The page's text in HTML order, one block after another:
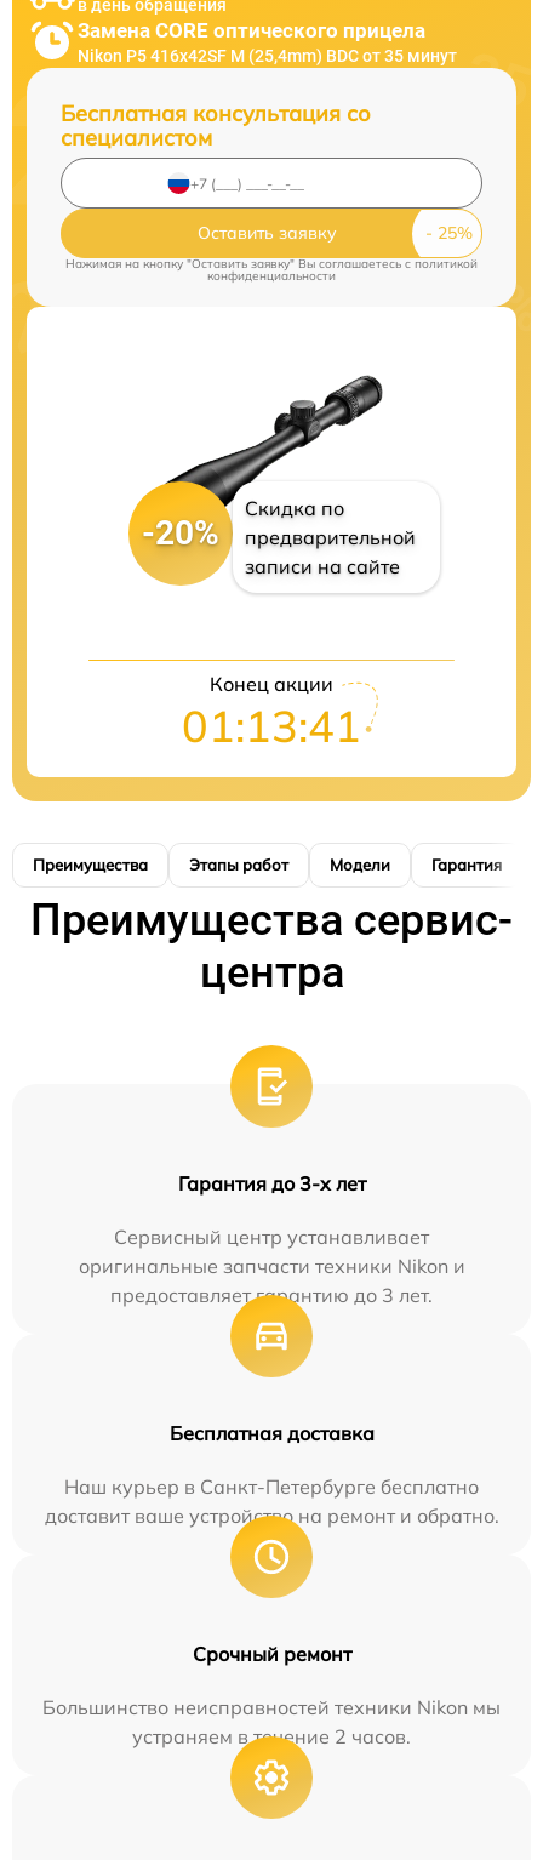
в день обращения
Замена CORE оптического прицела
Nikon P5 416x42SF M (25,4mm) BDC от 35 минут
Бесплатная консультация со
специалистом
Оставить заявку
Нажимая на кнопку "Оставить заявку" Вы соглашаетесь cполитикой
конфиденциальности
-20%
Скидка по
предварительной
записи на сайте
Конец акции
01:13:40
Преимущества Этапы работ Модели Гарантия
Преимущества сервис-
центра
Гарантия до 3-х лет
Сервисный центр устанавливает
оригинальные запчасти техники Nikon и
предоставляет гарантию до 3 лет.
Бесплатная доставка
Наш курьер в Санкт-Петербурге бесплатно
доставит ваше устройство на ремонт и обратно.
Срочный ремонт
Большинство неисправностей техники Nikon мы
устраняем в течение 2 часов.